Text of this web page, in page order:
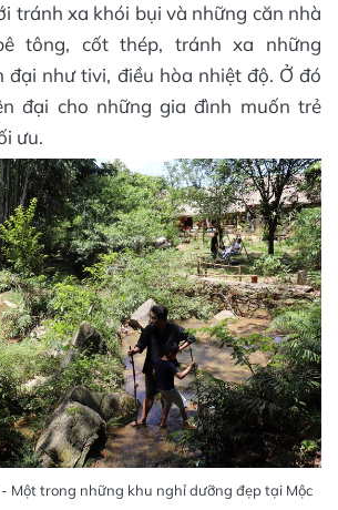
tránh xa khói bụi và những căn nhà
tông, cốt thép, tránh xa những
đại như tivi, điều hòa nhiệt độ. Ở đó
đại cho những gia đình muốn trẻ
ưu.
Một trong những khu nghỉ dưỡng đẹp tại Mộc